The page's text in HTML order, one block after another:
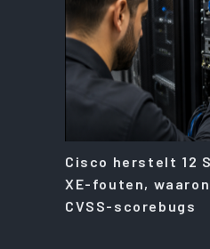
Cisco herstelt 12
XE-fouten,
CVSS-scorebugs